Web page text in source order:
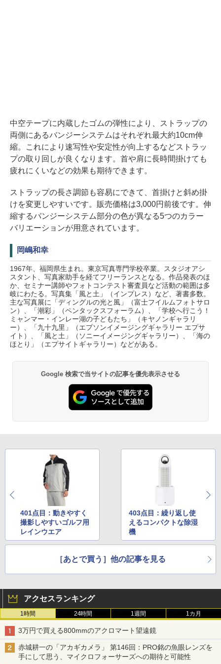
中空テープに内蔵したゴムの弾性により、ストラップの
両側にあるバンジーシステムはそれぞれ最大約10cm伸
縮。これにより速写性や安定性が向上するなどストラッ
プの取り回しが良くなります。首や肩に長時間掛けても
疲れにくいなどの効果も期待できます。
ストラップの長さ調節も容易にできて、首掛けと斜め掛
けを変更しやすいです。販売価格は3,000円前後です。伸
縮するバンジーシステム部分の色が異なる5つのカラー
バリエーションが用意されています。
岡嶋和幸
1967年、福岡県生まれ。東京写真専門学校卒業。スタジオアシ
スタント、写真家助手を経てフリーランスとなる。作品発表のほ
か、セミナー講師やフォトコンテスト審査員など活動の範囲は多
岐にわたる。写真集「風と土」（インプレス）など、著書多数。
主な写真展に「ディングルの光と風」（富士フイルムフォトサロ
ン）、「潮彩」（ペンタックスフォーラム）、「学校へ行こう！
ミャンマー・インレー湖の子どもたち」（キヤノンギャラリ
ー）、「九十九里」（エプソンイメージングギャラリー エプサ
イト）、「風と土」（ソニーイメージングギャラリー）、「海の
ほとり」（エプサイトギャラリー）などがある。
Google 検索で当サイトの記事を優先表示させる
401点目：動きやすく
撮影しやすいゴルフ用
レインウエア
403点目：繰り返し使
えるコンパクトな除湿
機
［あとで買う］他の記事を見る
アクセスランキング
1時間 24時間 1週間 1カ月
3万円で買える800mmのアクロマート望遠鏡
赤城耕一の「アカギカメラ」 第146回：PRO銘の魚眼レンズを
手にして思う、マイクロフォーサーズへの期待と可能性